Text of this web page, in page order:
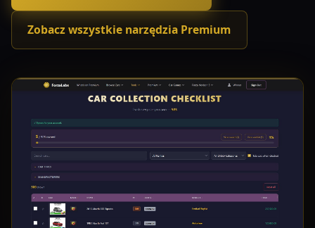
Zobacz wszystkie narzędzia Premium